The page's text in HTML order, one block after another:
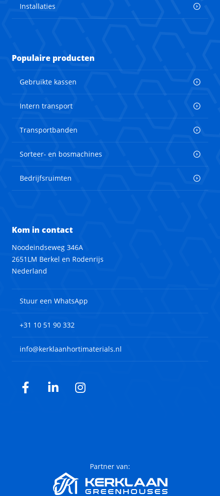
Installaties
Populaire producten
Gebruikte kassen
Intern transport
Transportbanden
Sorteer- en bosmachines
Bedrijfsruimten
Kom in contact
Noodeindseweg 346A
2651LM Berkel en Rodenrijs
Nederland
Stuur een WhatsApp
+31 10 51 90 332
info@kerklaanhortimaterials.nl
Facebook
LinkedInInstagram
Partner van: